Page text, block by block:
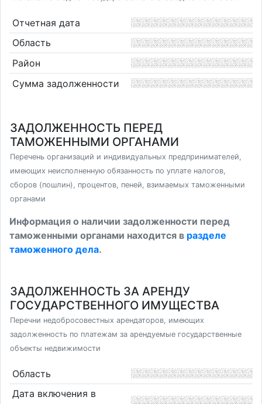
Отчетная дата
Область
Район
Сумма задолженности
ЗАДОЛЖЕННОСТЬ ПЕРЕД
ТАМОЖЕННЫМИ ОРГАНАМИ
Перечень организаций и индивидуальных предпринимателей,
имеющих неисполненную обязанность по уплате налогов,
сборов (пошлин), процентов, пеней, взимаемых таможенными
органами
Информация о наличии задолженности перед
таможенными органами находится в разделе
таможенного дела.
ЗАДОЛЖЕННОСТЬ ЗА АРЕНДУ
ГОСУДАРСТВЕННОГО ИМУЩЕСТВА
Перечни недобросовестных арендаторов, имеющих
задолженность по платежам за арендуемые государственные
объекты недвижимости
Область
Дата включения в